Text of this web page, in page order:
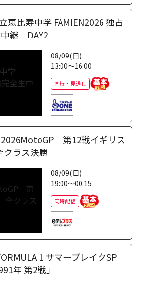
恵比寿中学 FAMIEN2026 独占
中継 DAY2
08/09(日)
13:00～16:00
同時・見逃し
2026MotoGP 第12戦イギリス
ラス決勝
08/09(日)
19:00～00:15
同時配信
1 サマーブレイクSP
年 第2戦」